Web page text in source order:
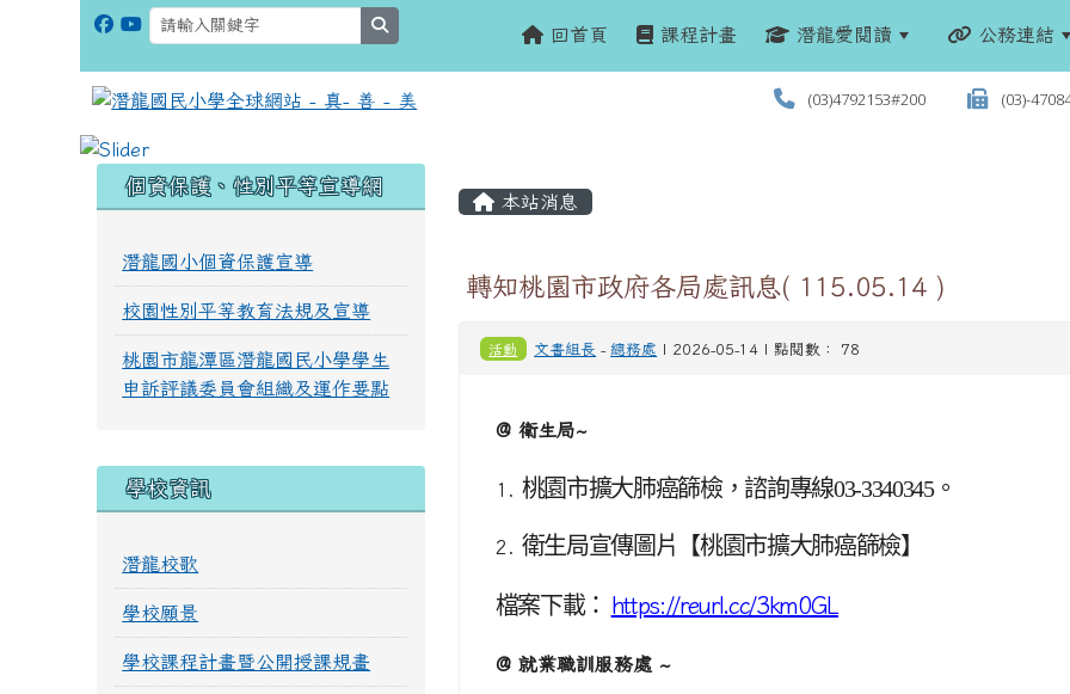
回首頁 課程計畫 潛龍愛閱讀 公務連結
(03)4792153#200 (03)-
本站消息
轉知桃園市政府各局處訊息( 115.05.14 )
活動 文書組長 - 總務處 | 2026-05-14 | 點閱數： 78
@ 衛生局~
1. 桃園市擴大肺癌篩檢，諮詢專線03-3340345。
2. 衛生局宣傳圖片【桃園市擴大肺癌篩檢】
檔案下載： https://reurl.cc/3km0GL
@ 就業職訓服務處 ~
個資保護、性別平等宣導網
潛龍國小個資保護宣導
校園性別平等教育法規及宣導
桃園市龍潭區潛龍國民小學學生
申訴評議委員會組織及運作要點
學校資訊
潛龍校歌
學校願景
學校課程計畫暨公開授課規畫